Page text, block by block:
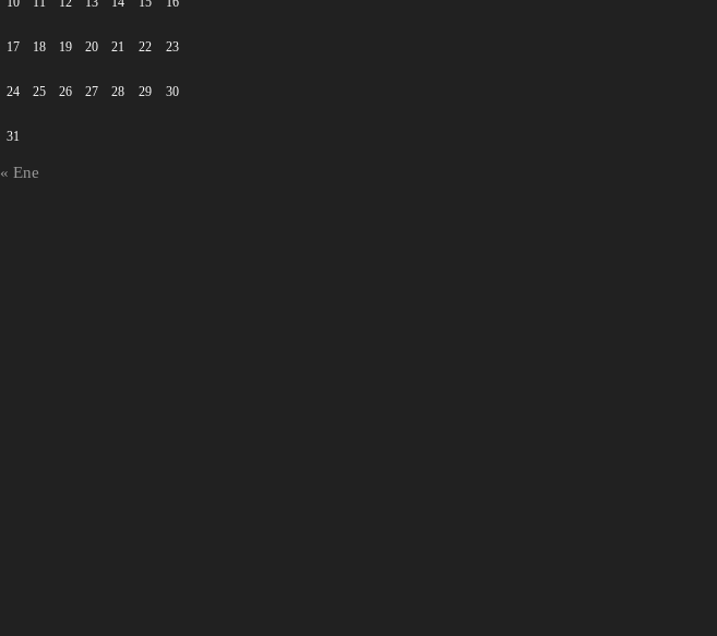
17 18 19 20 21 22 23
24 25 26 27 28 29 30
31
« Ene